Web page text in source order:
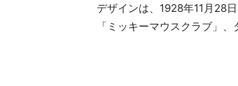
デザインは、1928年11月28
「ミッキーマウスクラブ」